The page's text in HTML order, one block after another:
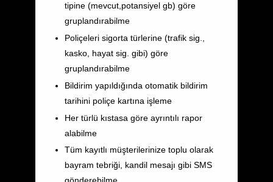
tipine (mevcut,potansiyel gb) göre
gruplandırabilme
Poliçeleri sigorta türlerine (trafik sig.,
kasko, hayat sig. gibi) göre
gruplandırabilme
Bildirim yapıldığında otomatik bildirim
tarihini poliçe kartına işleme
Her türlü kıstasa göre ayrıntılı rapor
alabilme
Tüm kayıtlı müşterilerinize toplu olarak
bayram tebriği, kandil mesajı gibi SMS